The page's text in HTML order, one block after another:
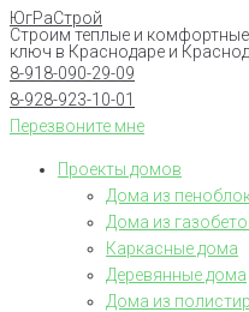
Перейти
к
контенту
ЮгРаСтрой
Строим теплые и
ключ в Краснодаре и
8-918-090-29-09
8-928-923-10-01
Перезвоните мне
Проекты домов
Дома из
Дома из
Каркасные дома
Деревянные дома
Дома из